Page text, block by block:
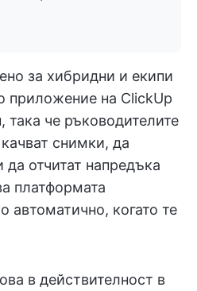
за хибридни и екипи
приложение на ClickUp
че ръководителите
снимки, да
да отчитат напредъка
платформата
автоматично, когато те
в действителност в